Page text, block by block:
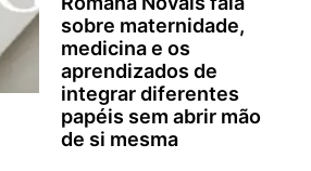
sobre maternidade,
medicina e os
aprendizados de
integrar diferentes
papéis sem abrir mão
de si mesma